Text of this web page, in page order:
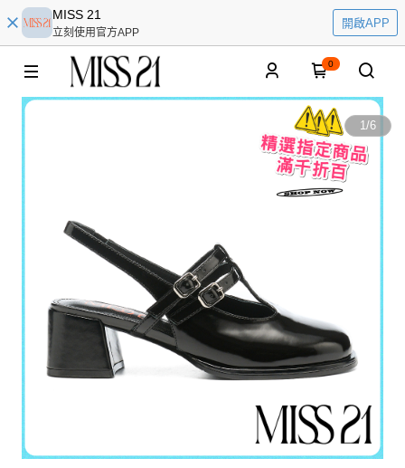
MISS 21
立刻使用官方APP
開啟APP
0
1/6